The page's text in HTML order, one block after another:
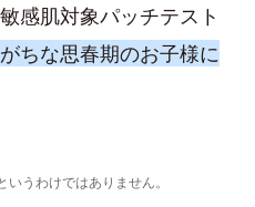
感肌対象パッチテスト
ちな思春期のお子様に
うわけではありません。